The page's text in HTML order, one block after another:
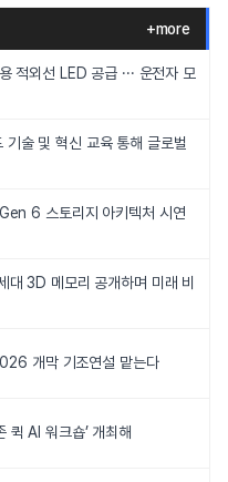
+more
적외선 LED 공급 ··· 운전자 모
기술 및 혁신 교육 통해 글로벌
6 스토리지 아키텍처 시연
3D 메모리 공개하며 미래 비
개막 기조연설 맡는다
퀵 AI 워크숍’ 개최해